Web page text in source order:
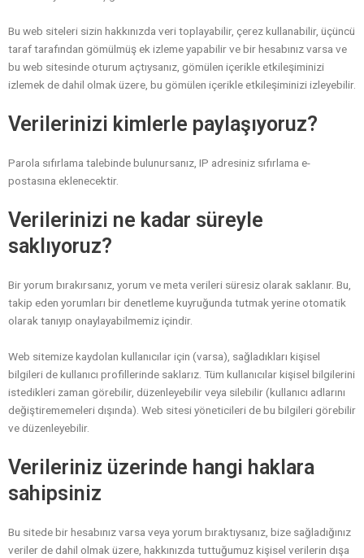
Bu web siteleri sizin hakkınızda veri toplayabilir, çerez kullanabilir, üçüncü
taraf tarafından gömülmüş ek izleme yapabilir ve bir hesabınız varsa ve
bu web sitesinde oturum açtıysanız, gömülen içerikle etkileşiminizi
izlemek de dahil olmak üzere, bu gömülen içerikle etkileşiminizi izleyebilir.
Verilerinizi kimlerle paylaşıyoruz?
Parola sıfırlama talebinde bulunursanız, IP adresiniz sıfırlama e-
postasına eklenecektir.
Verilerinizi ne kadar süreyle
saklıyoruz?
Bir yorum bırakırsanız, yorum ve meta verileri süresiz olarak saklanır. Bu,
takip eden yorumları bir denetleme kuyruğunda tutmak yerine otomatik
olarak tanıyıp onaylayabilmemiz içindir.
Web sitemize kaydolan kullanıcılar için (varsa), sağladıkları kişisel
bilgileri de kullanıcı profillerinde saklarız. Tüm kullanıcılar kişisel bilgilerini
istedikleri zaman görebilir, düzenleyebilir veya silebilir (kullanıcı adlarını
değiştirememeleri dışında). Web sitesi yöneticileri de bu bilgileri görebilir
ve düzenleyebilir.
Verileriniz üzerinde hangi haklara
sahipsiniz
Bu sitede bir hesabınız varsa veya yorum bıraktıysanız, bize sağladığınız
veriler de dahil olmak üzere, hakkınızda tuttuğumuz kişisel verilerin dışa